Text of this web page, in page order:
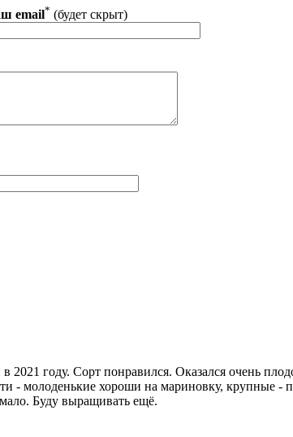
email* (будет скрыт)
2021 году. Сорт понравился. Оказался очень
- молоденькие хороши на мариновку, крупные
Буду выращивать ещё.